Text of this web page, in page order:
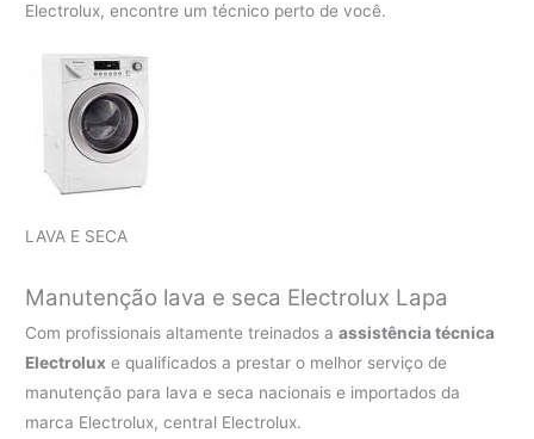
Electrolux, encontre um técnico perto de você.
LAVA E SECA
Manutenção lava e seca Electrolux Lapa
Com profissionais altamente treinados aassistência técnica
Electrolux e qualificados a prestar o melhor serviço de
manutenção para lava e seca nacionais e importados da
marca Electrolux, central Electrolux.